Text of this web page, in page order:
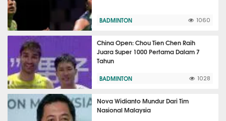
BADMINTON 1060
China Open: Chou Tien Chen Raih
Juara Super 1000 Pertama Dalam 7
Tahun
BADMINTON 1028
Nova Widianto Mundur Dari Tim
Nasional Malaysia